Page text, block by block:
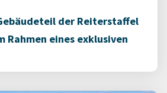
der Reiterstaffel
Rahmen eines exklusiven